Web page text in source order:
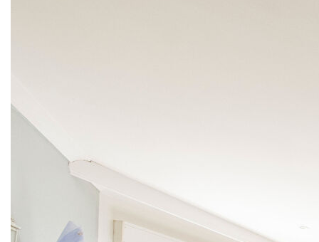
Sous-sol de 90 m² : buanderie, chaufferie, cave
De quoi répondre aux besoins de ceux qui souhaitent de la
place, du rangement, un atelier ou un espace de stockage.
Le tout sur 4,53 ares de terrain
DPE classe C, faible consommation d'énergie.
Plus de renseignements sur les risques liés à la commune